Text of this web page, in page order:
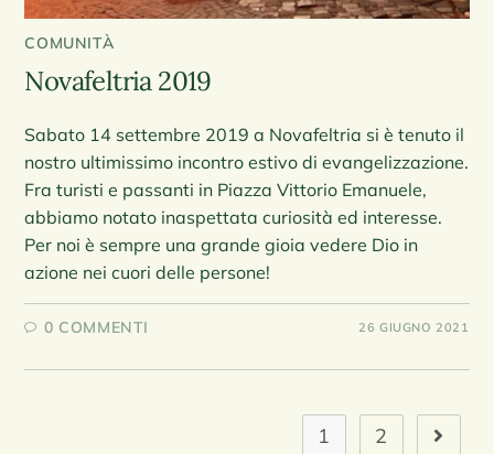
COMUNITÀ
Novafeltria 2019
Sabato 14 settembre 2019 a Novafeltria si è tenuto il
nostro ultimissimo incontro estivo di evangelizzazione.
Fra turisti e passanti in Piazza Vittorio Emanuele,
abbiamo notato inaspettata curiosità ed interesse.
Per noi è sempre una grande gioia vedere Dio in
azione nei cuori delle persone!
0 COMMENTI 26 GIUGNO 2021
1 2